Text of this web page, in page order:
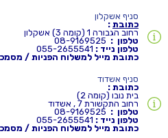
סניף אשקלון
כתובת :
רחוב הגבורה 1 (קומה 3) אשקלון
טלפון :
טלפון נייד :
כתובת מייל למשלוח הפניות /
סניף אשדוד
כתובת :
בית נובו (קומה 2)
רחוב התקשורת 7 , אשדוד
טלפון :
טלפון נייד :
כתובת מייל למשלוח הפניות /